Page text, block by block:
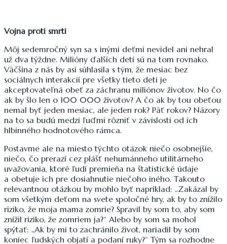
Vojna proti smrti
Môj sedemročný syn sa s inými deťmi nevidel ani nehral
už dva týždne. Milióny ďalších detí sú na tom rovnako.
Väčšina z nás by asi súhlasila s tým, že mesiac bez
sociálnych interakcií pre všetky tieto deti je
akceptovateľná obeť za záchranu miliónov životov. No čo
ak by šlo len o 100 000 životov? A čo ak by tou obeťou
nemal byť jeden mesiac, ale jeden rok? Päť rokov? Názory
na to sa budú medzi ľuďmi rôzniť v závislosti od ich
hlbinného hodnotového rámca.
Postavme ale na miesto týchto otázok niečo osobnejšie,
niečo, čo prerazí cez plášť nehumánneho utilitárneho
uvažovania, ktoré ľudí premieňa na štatistické údaje
a obetuje ich pre dosiahnutie niečoho iného. Takouto
relevantnou otázkou by mohlo byť napríklad: „Zakázal by
som všetkým deťom na svete spoločné hry, ak by to znížilo
riziko, že moja mama zomrie? Spravil by som to, aby som
znížil riziko, že zomriem ja?“ Alebo by som sa mohol
spýtať: „Ak by mi to zachránilo život, nariadil by som
koniec ľudských objatí a podaní ruky?“ Tým sa rozhodne